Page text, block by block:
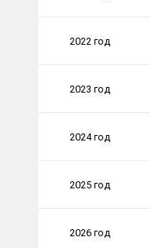
2022 год
2023 год
2024 год
2025 год
2026 год